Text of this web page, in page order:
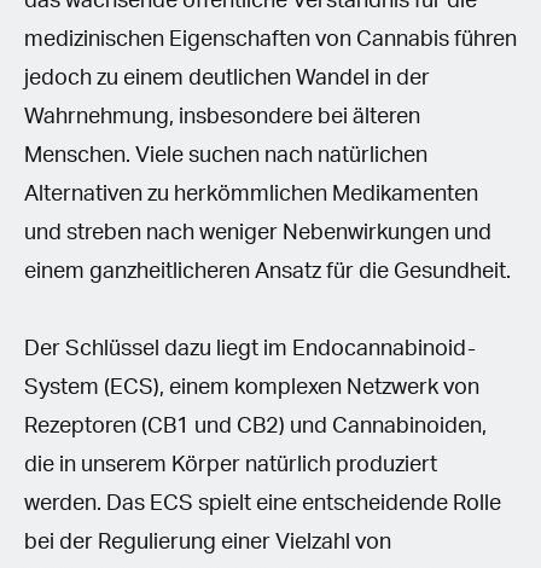
medizinischen Eigenschaften von Cannabis führen
jedoch zu einem deutlichen Wandel in der
Wahrnehmung, insbesondere bei älteren
Menschen. Viele suchen nach natürlichen
Alternativen zu herkömmlichen Medikamenten
und streben nach weniger Nebenwirkungen und
einem ganzheitlicheren Ansatz für die Gesundheit.
Der Schlüssel dazu liegt im Endocannabinoid-
System (ECS), einem komplexen Netzwerk von
Rezeptoren (CB1 und CB2) und Cannabinoiden,
die in unserem Körper natürlich produziert
werden. Das ECS spielt eine entscheidende Rolle
bei der Regulierung einer Vielzahl von